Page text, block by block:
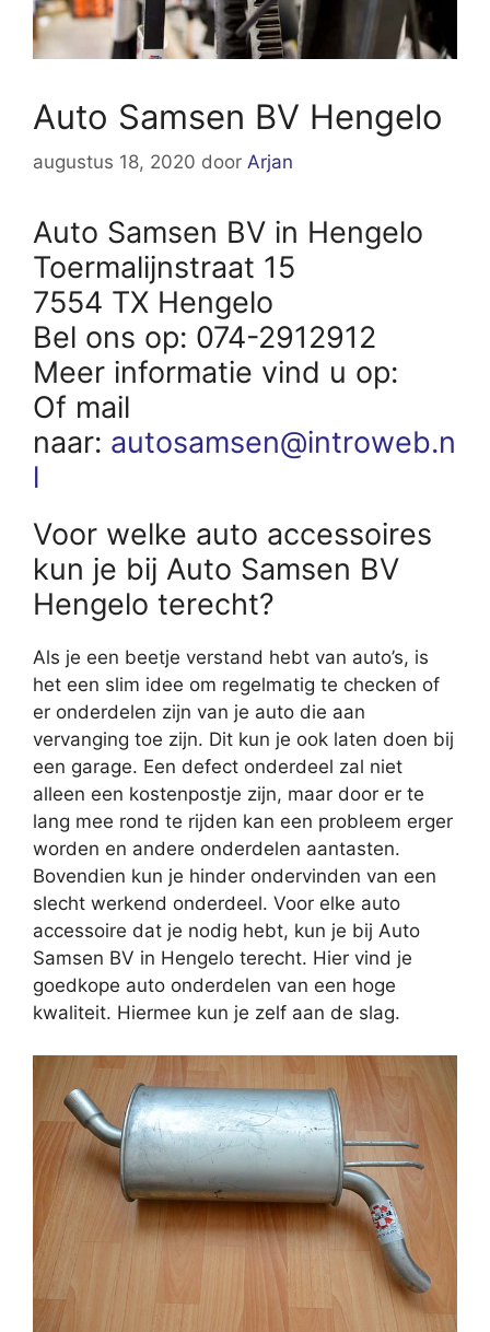
Auto Samsen BV Hengelo
augustus 18, 2020 door Arjan
Auto Samsen BV in Hengelo
Toermalijnstraat 15
7554 TX Hengelo
Bel ons op: 074-2912912
Meer informatie vind u op:
Of mail
naar: autosamsen@introweb.n
l
Voor welke auto accessoires
kun je bij Auto Samsen BV
Hengelo terecht?
Als je een beetje verstand hebt van auto’s, is
het een slim idee om regelmatig te checken of
er onderdelen zijn van je auto die aan
vervanging toe zijn. Dit kun je ook laten doen bij
een garage. Een defect onderdeel zal niet
alleen een kostenpostje zijn, maar door er te
lang mee rond te rijden kan een probleem erger
worden en andere onderdelen aantasten.
Bovendien kun je hinder ondervinden van een
slecht werkend onderdeel. Voor elke auto
accessoire dat je nodig hebt, kun je bij Auto
Samsen BV in Hengelo terecht. Hier vind je
goedkope auto onderdelen van een hoge
kwaliteit. Hiermee kun je zelf aan de slag.